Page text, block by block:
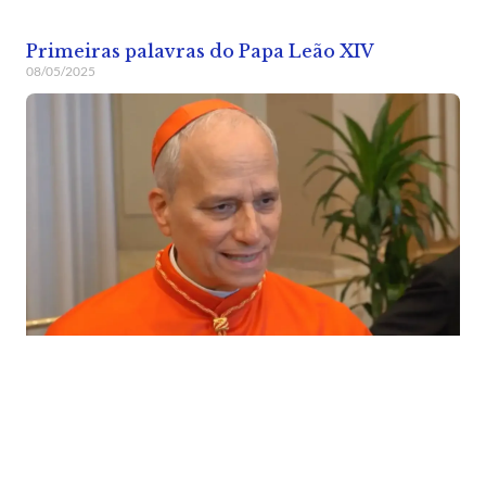
Primeiras palavras do Papa Leão XIV
08/05/2025